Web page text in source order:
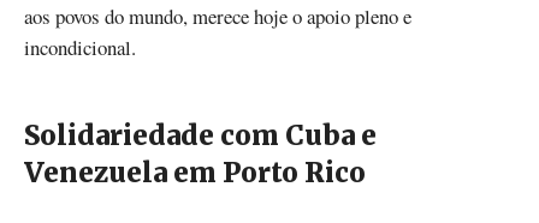
aos povos do mundo, merece hoje o apoio pleno e
incondicional.
Solidariedade com Cuba e
Venezuela em Porto Rico